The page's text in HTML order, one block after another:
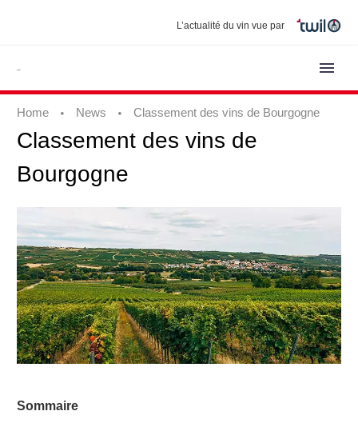
L’actualité du vin vue par
Home News Classement des vins de Bourgogne
Classement des vins de
Bourgogne
Sommaire